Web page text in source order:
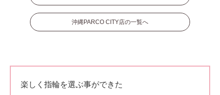
沖縄PARCO CITY店の一覧へ
楽しく指輪を選ぶ事ができた